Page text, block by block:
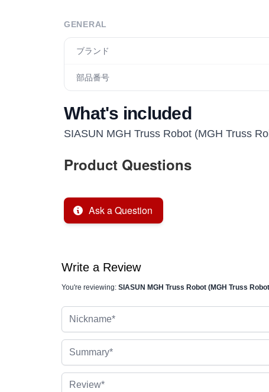
GENERAL
ブランド
部品番号
What's included
SIASUN MGH Truss Robot (MGH Truss
Product Questions
Ask a Question
Write a Review
You're reviewing: SIASUN MGH Truss Robot (MGH Truss
Review